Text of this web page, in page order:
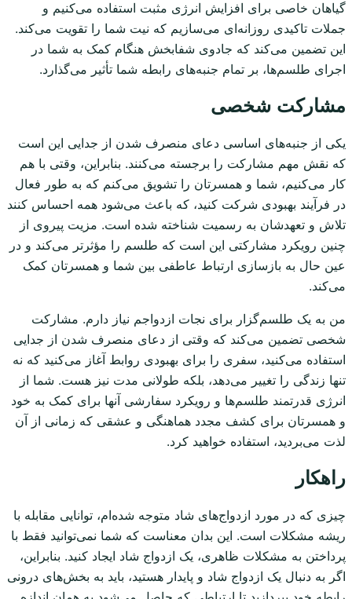
گیاهان خاصی برای افزایش انرژی مثبت استفاده می‌کنیم و
جملات تاکیدی روزانه‌ای می‌سازیم که نیت شما را تقویت می‌کند.
این تضمین می‌کند که جادوی شفابخش هنگام کمک به شما در
اجرای طلسم‌ها، بر تمام جنبه‌های رابطه شما تأثیر می‌گذارد.
مشارکت شخصی
یکی از جنبه‌های اساسی دعای منصرف شدن از جدایی این است
که نقش مهم مشارکت را برجسته می‌کنند. بنابراین، وقتی با هم
کار می‌کنیم، شما و همسرتان را تشویق می‌کنم که به طور فعال
در فرآیند بهبودی شرکت کنید، که باعث می‌شود همه احساس کنند
تلاش و تعهدشان به رسمیت شناخته شده است. مزیت پیروی از
چنین رویکرد مشارکتی این است که طلسم را مؤثرتر می‌کند و در
عین حال به بازسازی ارتباط عاطفی بین شما و همسرتان کمک
می‌کند.
من به یک طلسم‌گزار برای نجات ازدواجم نیاز دارم. مشارکت
شخصی تضمین می‌کند که وقتی از دعای منصرف شدن از جدایی
استفاده می‌کنید، سفری را برای بهبودی روابط آغاز می‌کنید که نه
تنها زندگی را تغییر می‌دهد، بلکه طولانی مدت نیز هست. شما از
انرژی قدرتمند طلسم‌ها و رویکرد سفارشی آنها برای کمک به خود
و همسرتان برای کشف مجدد هماهنگی و عشقی که زمانی از آن
لذت می‌بردید، استفاده خواهید کرد.
راهکار
چیزی که در مورد ازدواج‌های شاد متوجه شده‌ام، توانایی مقابله با
ریشه مشکلات است. این بدان معناست که شما نمی‌توانید فقط با
پرداختن به مشکلات ظاهری، یک ازدواج شاد ایجاد کنید. بنابراین،
اگر به دنبال یک ازدواج شاد و پایدار هستید، باید به بخش‌های درونی